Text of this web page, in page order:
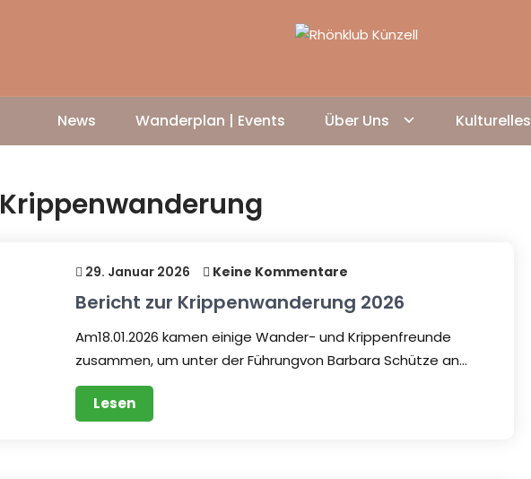
News Wanderplan | Events Über Uns Kulturelles
Krippenwanderung
29. Januar 2026 Keine Kommentare
Bericht zur Krippenwanderung 2026
Am18.01.2026 kamen einige Wander- und Krippenfreunde
zusammen, um unter der Führungvon Barbara Schütze an…
Lesen